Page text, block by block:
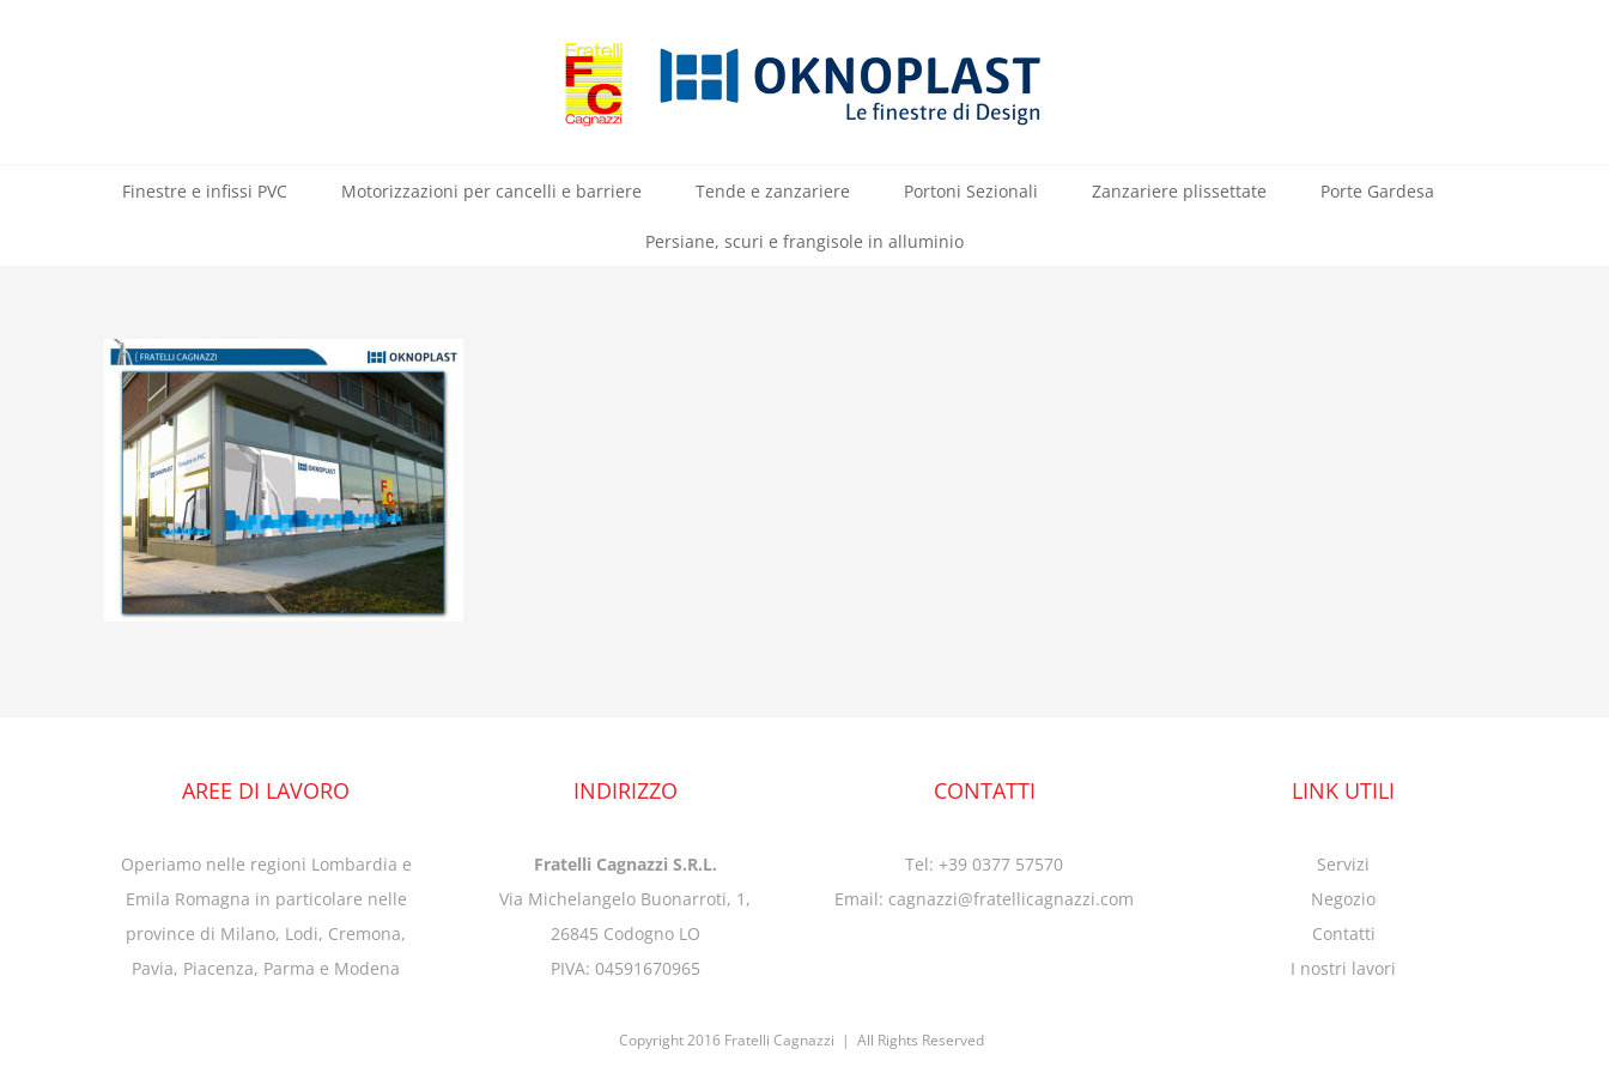
Finestre e infissi PVC Motorizzazioni per cancelli e barriere Tende e zanzariere Portoni Sezionali Zanzariere plissettate Porte Gardesa
Persiane, scuri e frangisole in alluminio
AREE DI LAVORO
Operiamo nelle regioni Lombardia e
Emila Romagna in particolare nelle
province di Milano, Lodi, Cremona,
Pavia, Piacenza, Parma e Modena
INDIRIZZO
Fratelli Cagnazzi S.R.L.
Via Michelangelo Buonarroti, 1,
26845 Codogno LO
PIVA: 04591670965
CONTATTI
Tel: +39 0377 57570
Email: cagnazzi@fratellicagnazzi.com
LINK UTILI
Servizi
Negozio
Contatti
I nostri lavori
Copyright 2016 Fratelli Cagnazzi | All Rights Reserved